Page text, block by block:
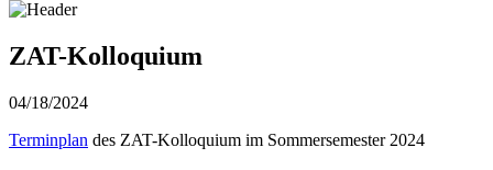
ZAT-Kolloquium
04/18/2024
Terminplan des ZAT-Kolloquium im Sommersemester 2024